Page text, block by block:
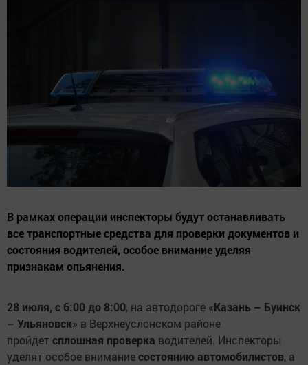
В рамках операции инспекторы будут останавливать
все транспортные средства для проверки документов и
состояния водителей, особое внимание уделяя
признакам опьянения.
28 июля, с 6:00 до 8:00, на автодороге «Казань – Буинск
– Ульяновск» в Верхнеуслонском районе
пройдетсплошная проверка водителей. Инспекторы
уделят особое вниманиесостоянию автомобилистов, а